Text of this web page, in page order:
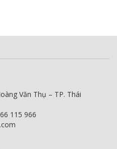
Văn Thụ – TP. Thái
115 966